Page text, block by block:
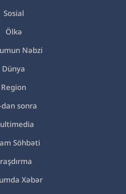
Sosial
Ölkə
Nəbzi
Dünya
Region
sonra
Söhbəti
Xəbər